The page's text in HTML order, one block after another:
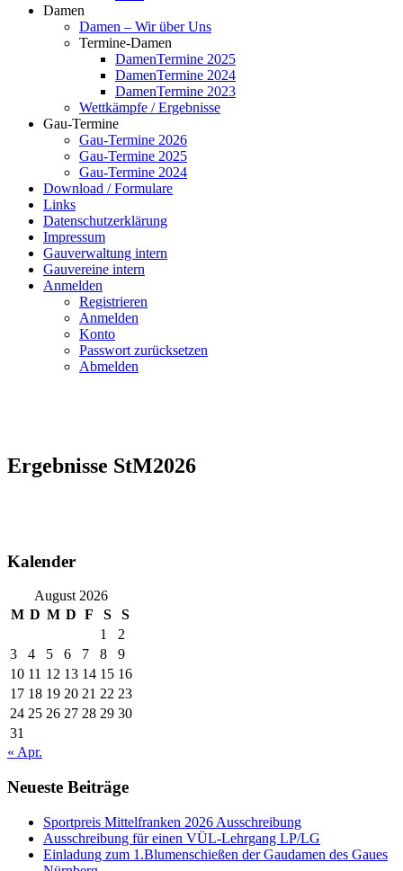
Damen
Damen – Wir über Uns
Termine-Damen
DamenTermine 2025
DamenTermine 2024
DamenTermine 2023
Wettkämpfe / Ergebnisse
Gau-Termine
Gau-Termine 2026
Gau-Termine 2025
Gau-Termine 2024
Download / Formulare
Links
Datenschutzerklärung
Impressum
Gauverwaltung intern
Gauvereine intern
Anmelden
Registrieren
Anmelden
Konto
Passwort zurücksetzen
Abmelden
Ergebnisse StM2026
Kalender
August 2026
M D M D F S
S
1
2
3
4 5 6 7 8
9
10 11 12 13 14 15 16
17 18 19 20 21 22 23
24 25 26 27 28 29 30
31
« Apr.
Neueste Beiträge
Sportpreis Mittelfranken 2026 Ausschreibung
Ausschreibung für einen VÜL-Lehrgang LP/LG
Einladung zum 1.Blumenschießen der Gaudamen des Gaues